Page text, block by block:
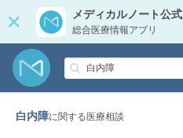
メディカルノート公式
総合医療情報アプリ
白内障に関する医療相談